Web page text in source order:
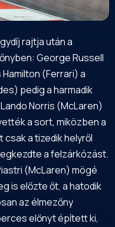
rajtja után a
George Russell
(Ferrari) a
pedig a harmadik
Norris (McLaren)
a sort, miközben a
a tizedik helyről
a felzárkózást.
(McLaren) mögé
is előzte őt, a hatodik
az élmezőny
előnyt épített ki,